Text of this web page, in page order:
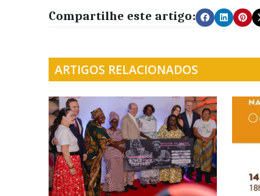
Compartilhe este artigo:
ARTIGOS RELACIONADOS